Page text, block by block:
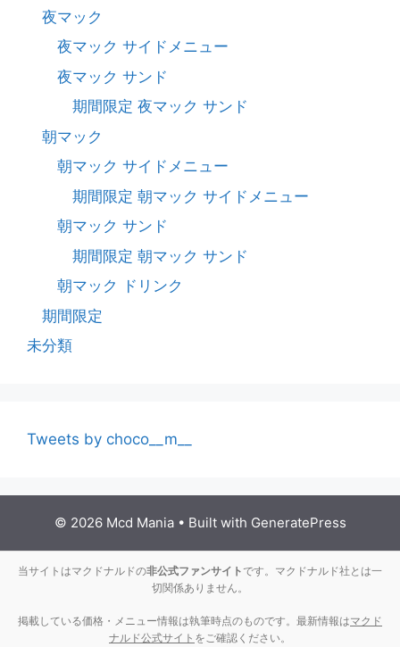
夜マック
夜マック サイドメニュー
夜マック サンド
期間限定 夜マック サンド
朝マック
朝マック サイドメニュー
期間限定 朝マック サイドメニュー
朝マック サンド
期間限定 朝マック サンド
朝マック ドリンク
期間限定
未分類
Tweets by choco__m__
© 2026 Mcd Mania• Built with GeneratePress
当サイトはマクドナルドの非公式ファンサイトです。マクドナルド社とは一
切関係ありません。
掲載している価格・メニュー情報は執筆時点のものです。最新情報はマクド
ナルド公式サイト をご確認ください。